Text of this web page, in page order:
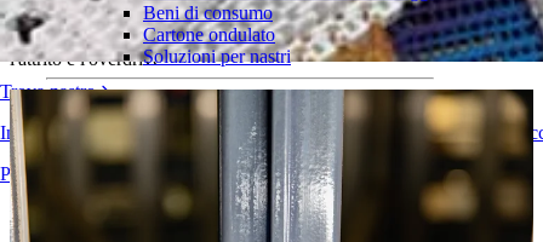
Trova nastro
Informazioni tecniche dettagliate su nastri trasportatori, componenti,
Panoramica dei prodotti
Beni di consumo
Cartone ondulato
Soluzioni per nastri
Logistica e movimentazione dei materiali
E-commerce e distribuzione
Posta e pacchi
Pneumatici e industria automobilistica
Pneumatici
Industria automobilistica
Batterie EV
L'ingranamento ottimale tra il nastro a spirale e il tamburo elimina
l'attrito e l'overdrive